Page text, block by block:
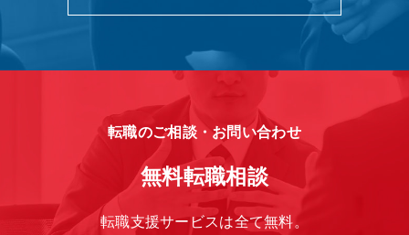
転職のご相談・お問い合わせ
無料転職相談
転職支援サービスは全て無料。